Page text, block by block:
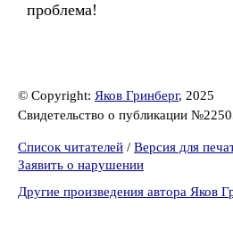
проблема!
© Copyright: Яков Гринберг, 2025
Свидетельство о публикации
Список читателей / Версия для
Заявить о нарушении
Другие произведения автора Яков